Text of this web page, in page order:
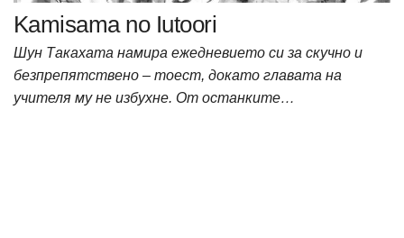
Kamisama no Iutoori
Шун Такахата намира ежедневието си за скучно и
безпрепятствено – тоест, докато главата на
учителя му не избухне. От останките…